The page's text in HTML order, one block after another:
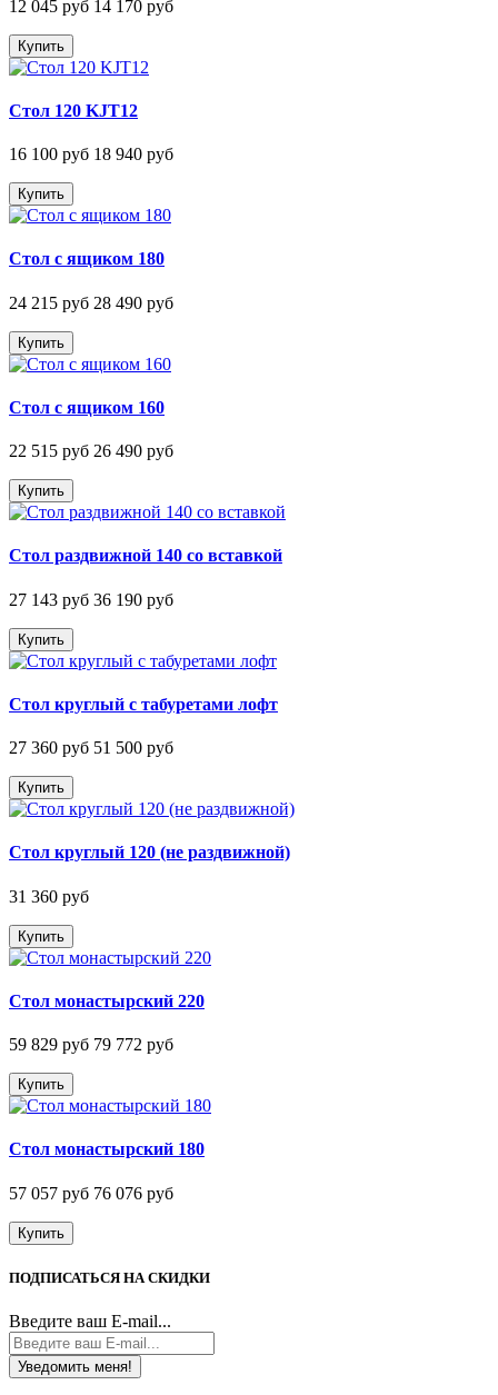
12 045 руб 14 170 руб
Купить
Стол 120 KJT12
16 100 руб 18 940 руб
Купить
Стол с ящиком 180
24 215 руб 28 490 руб
Купить
Стол с ящиком 160
22 515 руб 26 490 руб
Купить
Стол раздвижной 140 со вставкой
27 143 руб 36 190 руб
Купить
Стол круглый с табуретами лофт
27 360 руб 51 500 руб
Купить
Стол круглый 120 (не раздвижной)
31 360 руб
Купить
Стол монастырский 220
59 829 руб 79 772 руб
Купить
Стол монастырский 180
57 057 руб 76 076 руб
Купить
ПОДПИСАТЬСЯ НА СКИДКИ
Введите ваш E-mail...
Уведомить меня!